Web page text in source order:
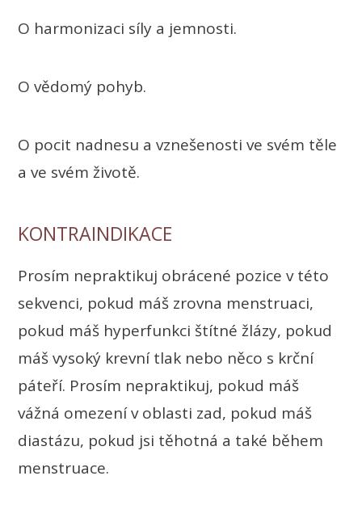
O harmonizaci síly a jemnosti.
O vědomý pohyb.
O pocit nadnesu a vznešenosti ve svém těle
a ve svém životě.
KONTRAINDIKACE
Prosím nepraktikuj obrácené pozice v této
sekvenci, pokud máš zrovna menstruaci,
pokud máš hyperfunkci štítné žlázy, pokud
máš vysoký krevní tlak nebo něco s krční
páteří. Prosím nepraktikuj, pokud máš
vážná omezení v oblasti zad, pokud máš
diastázu, pokud jsi těhotná a také během
menstruace.